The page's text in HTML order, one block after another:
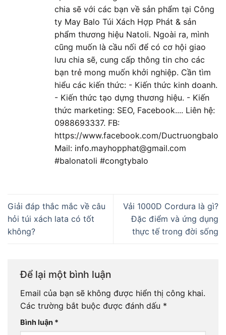
chia sẽ với các bạn về sản phẩm tại Công
ty May Balo Túi Xách Hợp Phát & sản
phẩm thương hiệu Natoli. Ngoài ra, mình
cũng muốn là cầu nối để có cơ hội giao
lưu chia sẽ, cung cấp thông tin cho các
bạn trẻ mong muốn khởi nghiệp. Cần tìm
hiểu các kiến thức: - Kiến thức kinh doanh.
- Kiến thức tạo dựng thương hiệu. - Kiến
thức marketing: SEO, Facebook.... Liên hệ:
0988693337. FB:
https://www.facebook.com/Ductruongbalo
Mail: info.mayhopphat@gmail.com
#balonatoli #congtybalo
Giải đáp thắc mắc về câu
hỏi túi xách lata có tốt
không?
Vải 1000D Cordura là gì?
Đặc điểm và ứng dụng
thực tế trong đời sống
Để lại một bình luận
Email của bạn sẽ không được hiển thị công khai.
Các trường bắt buộc được đánh dấu *
Bình luận *